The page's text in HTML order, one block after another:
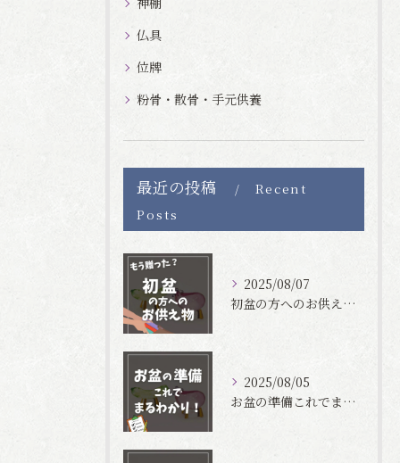
仏具
位牌
粉骨・散骨・手元供養
最近の投稿
Recent
Posts
2025/08/07
初盆の方へのお供え物オススメ10選！✨
2025/08/05
お盆の準備これでまるわかり！🍆🥒✨